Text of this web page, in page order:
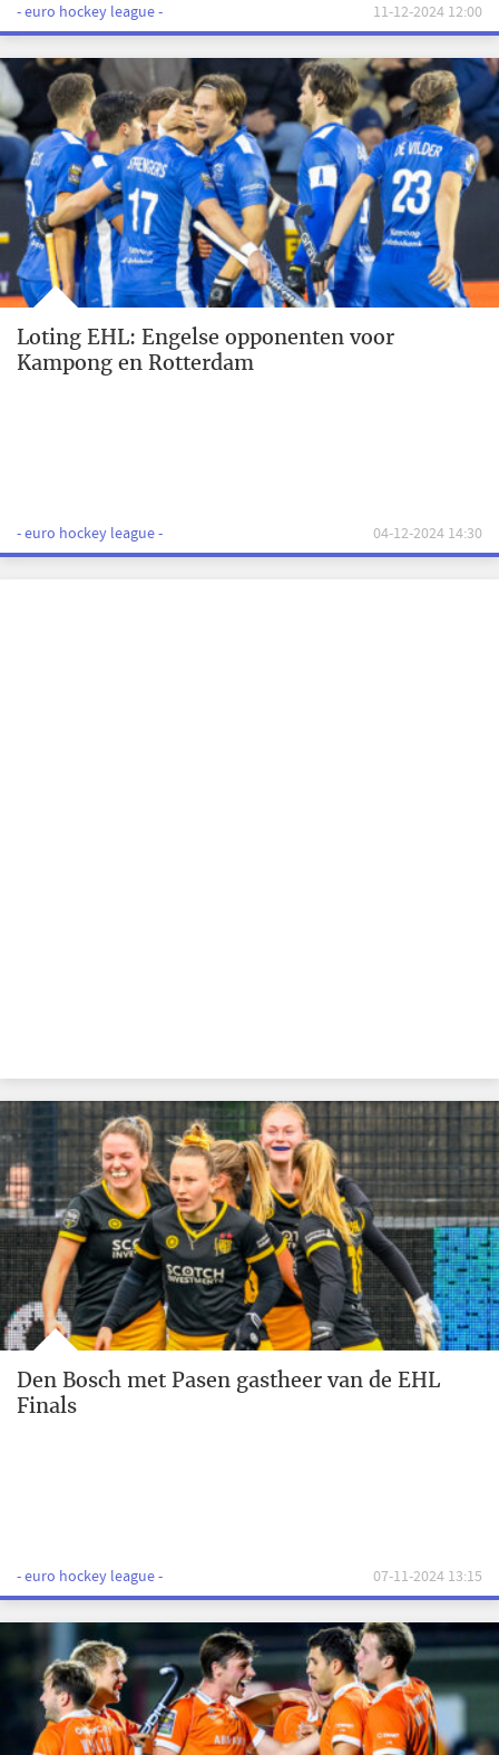
- euro hockey league - 11-12-2024 12:00
Loting EHL: Engelse opponenten voor
Kampong en Rotterdam
- euro hockey league - 04-12-2024 14:30
Den Bosch met Pasen gastheer van de EHL
Finals
- euro hockey league - 07-11-2024 13:15